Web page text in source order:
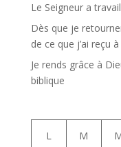
Le Seigneur a
Dès que je
de ce que j’ai reçu à
Je rends grâce à
biblique
L M